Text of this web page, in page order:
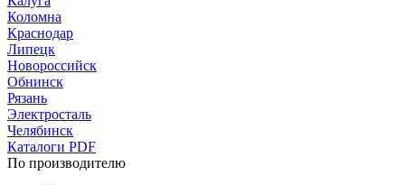
Коломна
Краснодар
Липецк
Новороссийск
Обнинск
Рязань
Электросталь
Челябинск
Каталоги PDF
По производителю